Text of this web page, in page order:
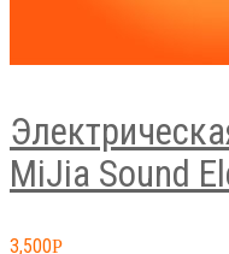
MiJia Sound
3,500Р